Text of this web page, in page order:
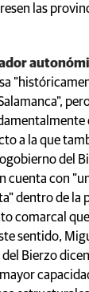
las
a la que
del
cuenta con
dentro de la
comarcal
sentido,
Bierzo